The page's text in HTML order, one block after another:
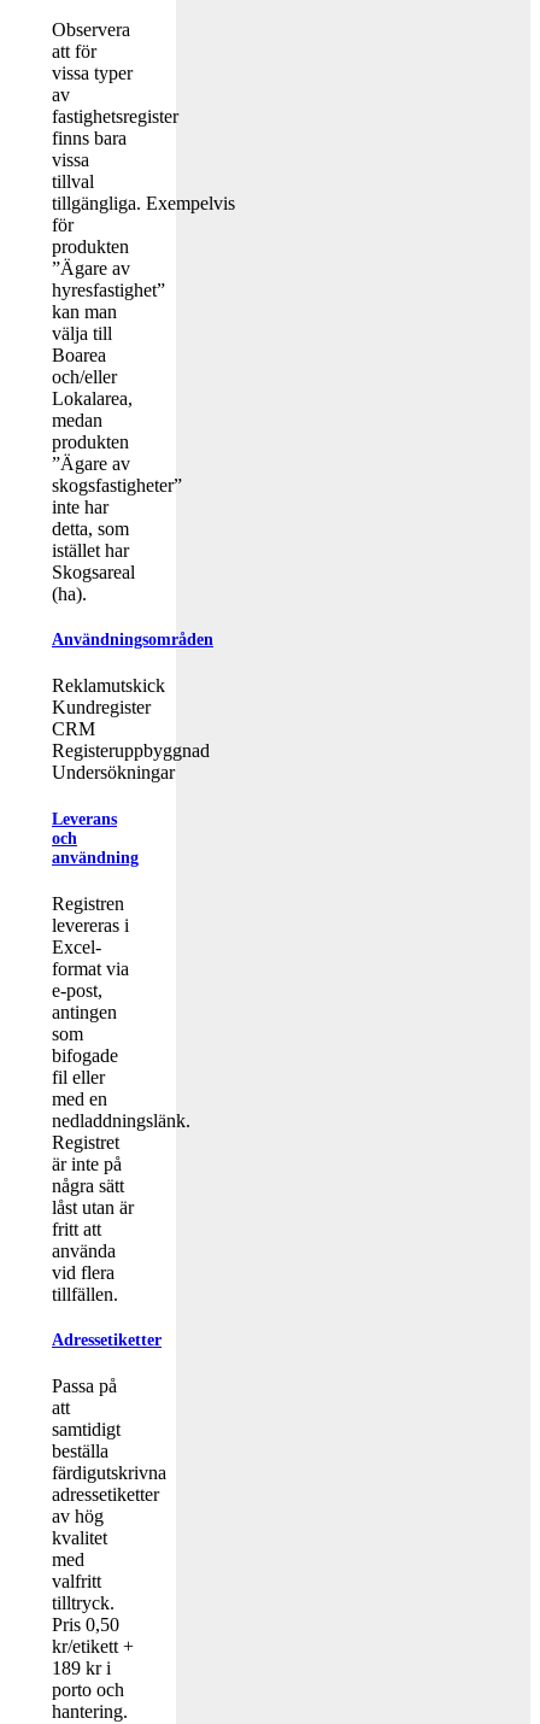
Observera
att för
vissa typer
av
fastighetsregister
finns bara
vissa
tillval
tillgängliga. Exempelvis
för
produkten
”Ägare av
hyresfastighet”
kan man
välja till
Boarea
och/eller
Lokalarea,
medan
produkten
”Ägare av
skogsfastigheter”
inte har
detta, som
istället har
Skogsareal
(ha).
Användningsområden
Reklamutskick
Kundregister
CRM
Registeruppbyggnad
Undersökningar
Leverans
och
användning
Registren
levereras i
Excel-
format via
e-post,
antingen
som
bifogade
fil eller
med en
nedladdningslänk.
Registret
är inte på
några sätt
låst utan är
fritt att
använda
vid flera
tillfällen.
Adressetiketter
Passa på
att
samtidigt
beställa
färdigutskrivna
adressetiketter
av hög
kvalitet
med
valfritt
tilltryck.
Pris 0,50
kr/etikett +
189 kr i
porto och
hantering.